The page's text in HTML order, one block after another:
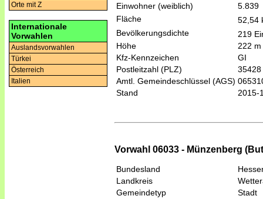
Orte mit Z
Internationale
Vorwahlen
Auslandsvorwahlen
Türkei
Österreich
Italien
Einwohner (weiblich)
5.839
Fläche
52,54
Bevölkerungsdichte
219
Höhe
222
Kfz-Kennzeichen
GI
Postleitzahl (PLZ)
35428
Amtl. Gemeindeschlüssel (AGS)
Stand
2015-
Vorwahl 06033 - Münzenberg
Bundesland
Landkreis
Gemeindetyp
Stadt